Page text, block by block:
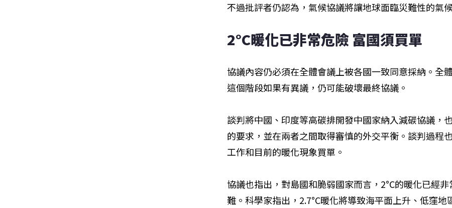
不過批評者仍認為，氣候協議將讓地球面臨災難性的氣
2°C暖化已非常危險 富國須買單
協議內容仍必須在全體會議上被各國一致同意採納。全
這個階段如果有異議，仍可能破壞最終協議。
談判將中國、印度等高碳排開發中國家納入減碳協議，
的要求，並在兩者之間取得審慎的外交平衡。談判過程
工作和目前的暖化現象買單。
協議也指出，對島國和脆弱國家而言，2°C的暖化已經
難。科學家指出，2.7°C暖化將導致海平面上升、低窪